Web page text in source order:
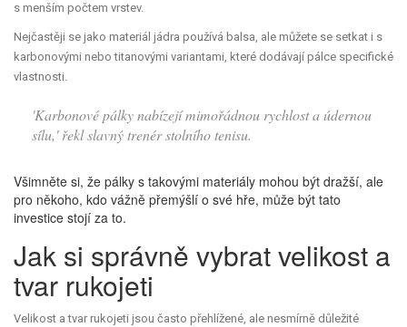
s menším počtem vrstev.
Nejčastěji se jako materiál jádra používá balsa, ale můžete se setkat i s
karbonovými nebo titanovými variantami, které dodávají pálce specifické
vlastnosti.
'Karbonové pálky nabízejí mimořádnou rychlost a údernou
sílu,' řekl slavný trenér stolního tenisu.
Všimněte si, že pálky s takovými materiály mohou být dražší, ale
pro někoho, kdo vážně přemýšlí o své hře, může být tato
investice stojí za to.
Jak si správně vybrat velikost a
tvar rukojeti
Velikost a tvar rukojeti jsou často přehlížené, ale nesmírně důležité